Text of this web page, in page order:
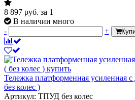
8 897 руб. за 1
В наличии много
-
+
Тележка платформенная усиленная
без колес )
Артикул: ТПУД без колес